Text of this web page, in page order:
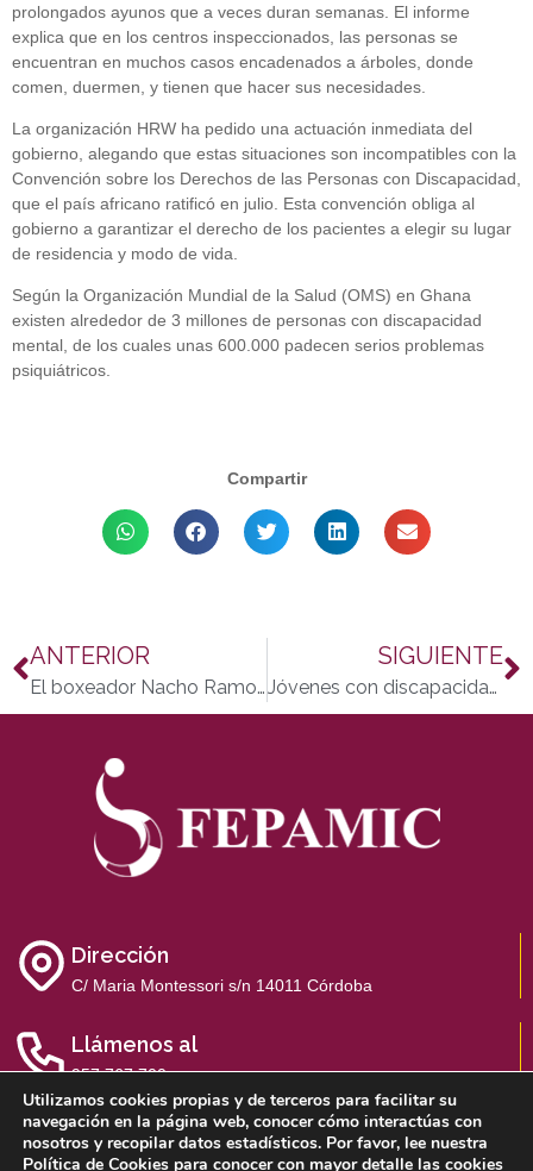
prolongados ayunos que a veces duran semanas. El informe
explica que en los centros inspeccionados, las personas se
encuentran en muchos casos encadenados a árboles, donde
comen, duermen, y tienen que hacer sus necesidades.
La organización HRW ha pedido una actuación inmediata del
gobierno, alegando que estas situaciones son incompatibles con la
Convención sobre los Derechos de las Personas con Discapacidad,
que el país africano ratificó en julio. Esta convención obliga al
gobierno a garantizar el derecho de los pacientes a elegir su lugar
de residencia y modo de vida.
Según la Organización Mundial de la Salud (OMS) en Ghana
existen alrededor de 3 millones de personas con discapacidad
mental, de los cuales unas 600.000 padecen serios problemas
psiquiátricos.
Compartir
ANTERIOR
El boxeador Nacho Ramos, usuario de Fepamic en marca.com
SIGUIENTE
Jóvenes con discapacidad intelectual INICIAN SUS ESTUDIOS en la universidad de Murcia
Dirección
C/ Maria Montessori s/n 14011 Córdoba
Llámenos al
957 767 700
Utilizamos cookies propias y de terceros para facilitar su
navegación en la página web, conocer cómo interactúas con
nosotros y recopilar datos estadísticos. Por favor, lee nuestra
Política de Cookies para conocer con mayor detalle las cookies